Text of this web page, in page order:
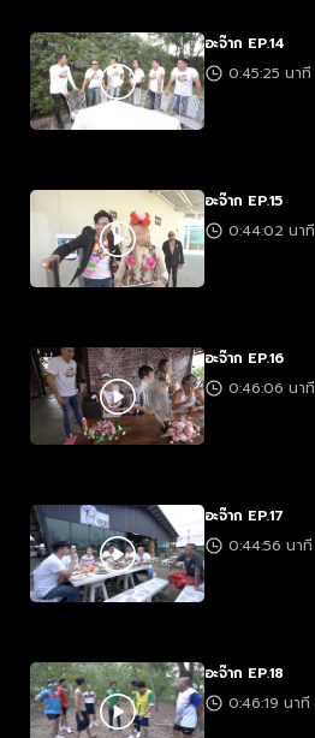
อะจ๊าก EP.14
0:45:25 นาที
อะจ๊าก EP.15
0:44:02 นาที
อะจ๊าก EP.16
0:46:06 นาที
อะจ๊าก EP.17
0:44:56 นาที
อะจ๊าก EP.18
0:46:19 นาที